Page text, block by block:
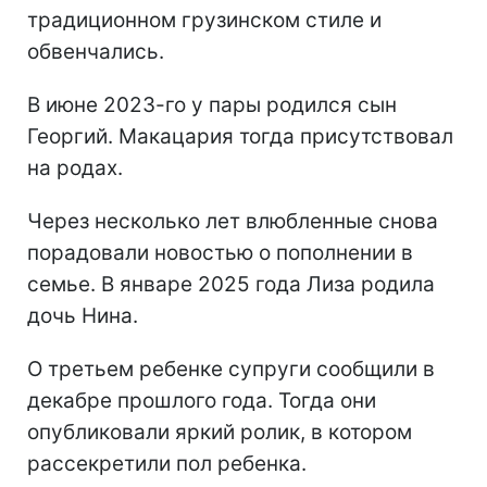
традиционном грузинском стиле и
обвенчались.
В июне 2023-го у пары родился сын
Георгий. Макацария тогда присутствовал
на родах.
Через несколько лет влюбленные снова
порадовали новостью о пополнении в
семье. В январе 2025 года Лиза родила
дочь Нина.
О третьем ребенке супруги сообщили в
декабре прошлого года. Тогда они
опубликовали яркий ролик, в котором
рассекретили пол ребенка.